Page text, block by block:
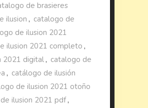
de brasieres
ilusion , catalogo de
de ilusion 2021
ilusion 2021 completo ,
2021 digital, catalogo de
, catálogo de ilusión
de ilusion 2021 otoño
ilusion 2021 pdf,